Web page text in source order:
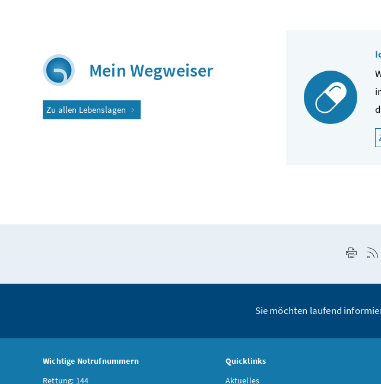
Mein Wegweiser
Zu allen Lebenslagen
Seite
Sie möchten laufend
Wichtige Notrufnummern
Rettung: 144
Quicklinks
Aktuelles